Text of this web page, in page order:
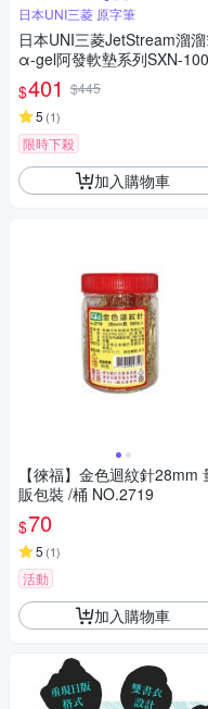
日本UNI三菱 原字筆
日本UNI三菱JetStream溜
α-gel阿發軟墊系列SXN-
07緩衝吸震技術，減緩書寫時
手指的壓力
$401 $445
5 (1)
限時下殺
加入購物車
【徠福】金色迴紋針28mm
販包裝 /桶 NO.2719
$70
5 (1)
活動
加入購物車